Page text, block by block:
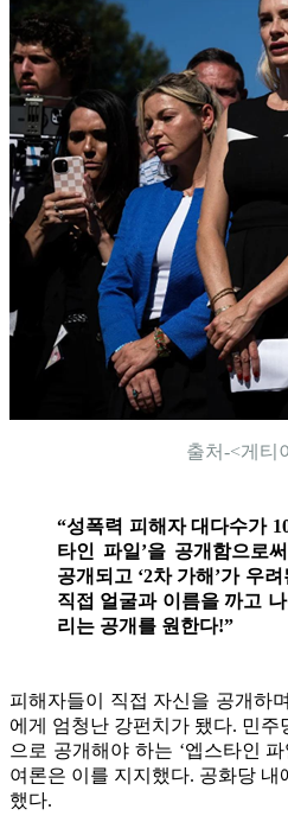
출처-<게티
“성폭력 피해자 대다수가
타인 파일’을 공개함으로
공개되고 ‘2차 가해’가 우
직접 얼굴과 이름을 까고
리는 공개를 원한다!”
피해자들이 직접 자신을 공개하
에게 엄청난 강펀치가 됐다. 민
으로 공개해야 하는 ‘엡스타인
여론은 이를 지지했다. 공화당
했다.